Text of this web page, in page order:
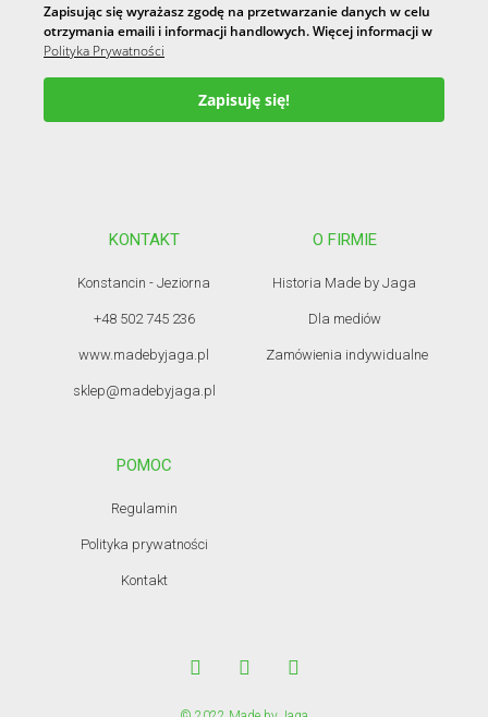
Zapisując się wyrażasz zgodę na przetwarzanie danych w celu
otrzymania emaili i informacji handlowych. Więcej informacji w
Polityka Prywatności
Zapisuję się!
KONTAKT
Konstancin - Jeziorna
+48 502 745 236
www.madebyjaga.pl
sklep@madebyjaga.pl
O FIRMIE
Historia Made by Jaga
Dla mediów
Zamówienia indywidualne
POMOC
Regulamin
Polityka prywatności
Kontakt